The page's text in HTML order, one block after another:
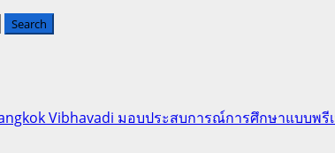
Vibhavadi มอบประสบการณ์การศึกษาแบบพ